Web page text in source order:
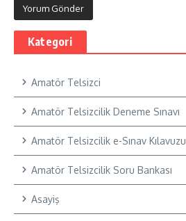
Kategori
Amatör Telsizci
Amatör Telsizcilik Deneme Sınavı
Amatör Telsizcilik e-Sınav Kılavuzu
Amatör Telsizcilik Soru Bankası
Asayiş